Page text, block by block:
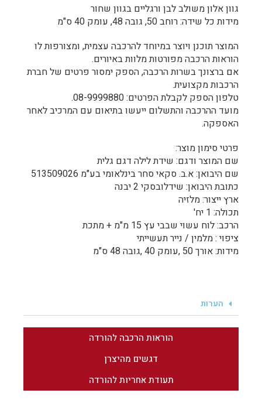
גוון אלון משולב לבן ורגליים בגוון שחור
מידות כל שידה: רוחב 50, גובה 48, עומק 40 ס"מ
המוצר תוכנן ויוצר במיוחד להרכבה עצמית, ומצורפות לו
הוראות הרכבה מפורטות מלוות באיורים.
אם ברצונך בשרות הרכבה, הספק ימסור פרטים של חברת
הרכבות מקצועית.
טלפון הספק לקבלת הפרטים: 08-9999880.
מועד ההרכבה והתשלום ייעשו בתיאום עם המרכיב לאחר
האספקה.
פרטי סימון מוצר:
שם המוצר ודגם: שידת לילה דגם גלית
שם היבואן: א.ב. סקאי סחר בינלאומי בע"מ 513509026
כתובת היבואן: שידלובסקי 2 יבנה
ארץ ייצור: מלזיה
תכולה: 1 יח'
הרכב: לוח עשוי שבבי עץ 15 מ"מ + מתכת
ציפוי : מלמין / נייר תעשייתי
מידות: אורך 50 ,עומק 40 ,גובה 48 ס"מ
הערות
הוראות הרכבה להורדה
דגשים מהיצרן
תעודת אחריות להורדה